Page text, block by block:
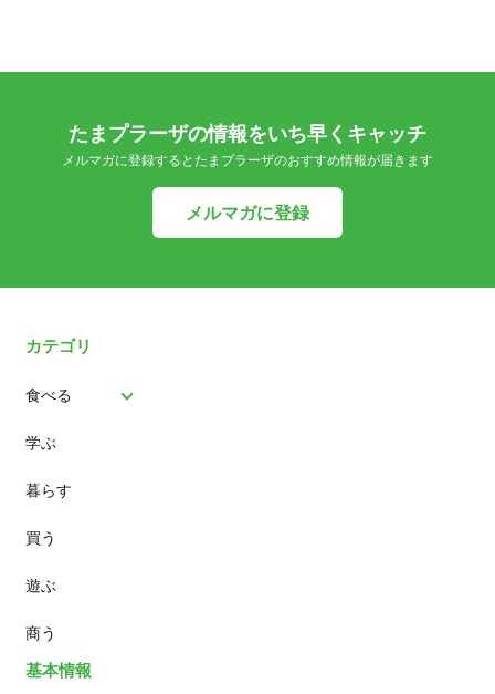
たまプラーザの情報をいち早くキャッチ
メルマガに登録するとたまプラーザのおすすめ情報が届きます
メルマガに登録
カテゴリ
食べる
パン
スイーツ
ランチ
カフェ
学ぶ
暮らす
買う
遊ぶ
商う
基本情報